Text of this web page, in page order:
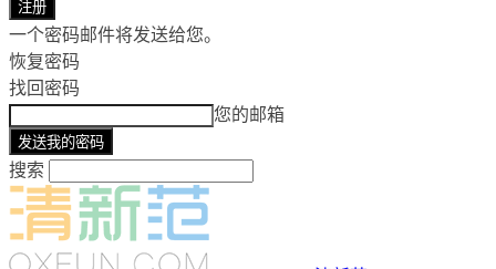
一个密码邮件将发送给您。
恢复密码
找回密码
您的邮箱
搜索